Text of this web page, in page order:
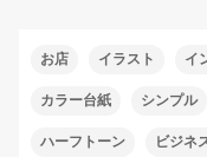
お店 イラスト イ
カラー台紙 シンプル
ハーフトーン ビジネ